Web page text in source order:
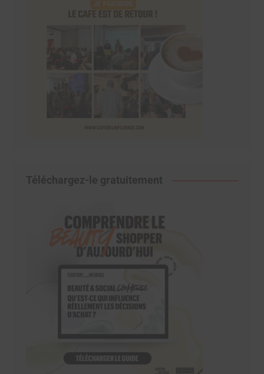
Téléchargez-le gratuitement